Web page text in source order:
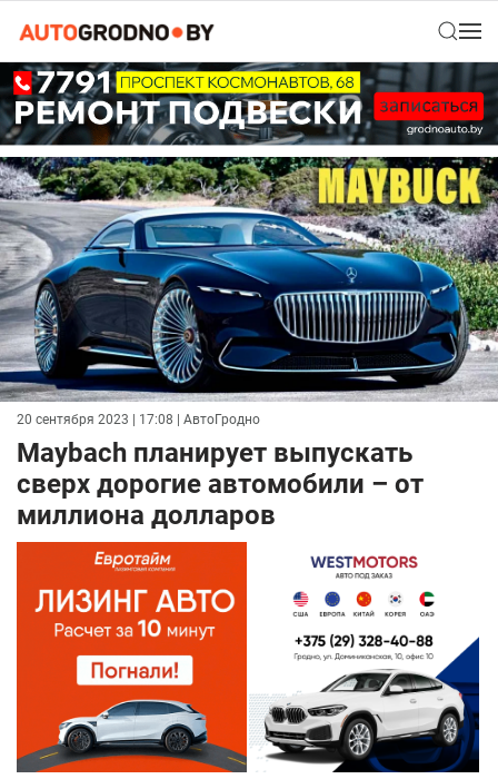
20 сентября 2023 | 17:08 | АвтоГродно
Maybach планирует выпускать
сверх дорогие автомобили – от
миллиона долларов